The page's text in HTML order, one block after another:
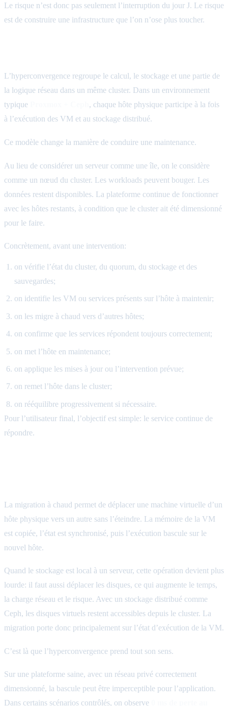
Le risque n’est donc pas seulement l’interruption du jour J. Le risque
est de construire une infrastructure que l’on n’ose plus toucher.
L’hyperconvergence regroupe le calcul, le stockage et une partie de
la logique réseau dans un même cluster. Dans un environnement
typique
, chaque hôte physique participe à la fois
à l’exécution des VM et au stockage distribué.
Ce modèle change la manière de conduire une maintenance.
Au lieu de considérer un serveur comme une île, on le considère
comme un nœud du cluster. Les workloads peuvent bouger. Les
données restent disponibles. La plateforme continue de fonctionner
avec les hôtes restants, à condition que le cluster ait été dimensionné
pour le faire.
Concrètement, avant une intervention:
on vérifie l’état du cluster, du quorum, du stockage et des
sauvegardes;
on identifie les VM ou services présents sur l’hôte à maintenir;
on les migre à chaud vers d’autres hôtes;
on confirme que les services répondent toujours correctement;
on met l’hôte en maintenance;
on applique les mises à jour ou l’intervention prévue;
on remet l’hôte dans le cluster;
on rééquilibre progressivement si nécessaire.
Pour l’utilisateur final, l’objectif est simple: le service continue de
répondre.
La migration à chaud permet de déplacer une machine virtuelle d’un
hôte physique vers un autre sans l’éteindre. La mémoire de la VM
est copiée, l’état est synchronisé, puis l’exécution bascule sur le
nouvel hôte.
Quand le stockage est local à un serveur, cette opération devient plus
lourde: il faut aussi déplacer les disques, ce qui augmente le temps,
la charge réseau et le risque. Avec un stockage distribué comme
Ceph, les disques virtuels restent accessibles depuis le cluster. La
migration porte donc principalement sur l’état d’exécution de la VM.
C’est là que l’hyperconvergence prend tout son sens.
Sur une plateforme saine, avec un réseau privé correctement
dimensionné, la bascule peut être imperceptible pour l’application.
Dans certains scénarios contrôlés, on observe